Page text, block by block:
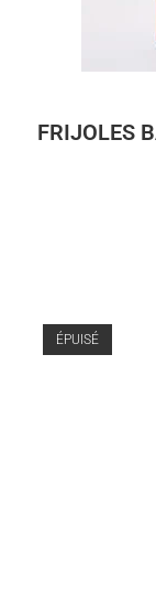
FRIJOLES
ÉPUISÉ